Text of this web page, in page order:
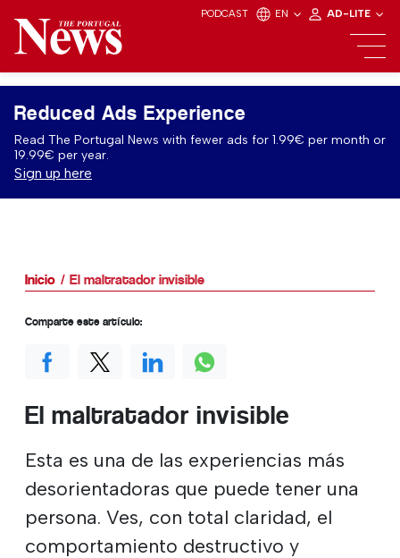
PODCAST EN AD-LITE
Reduced Ads Experience
Read The Portugal News with fewer ads for 1.99€ per month or
19.99€ per year.
Sign up here
Inicio El maltratador invisible
El maltratador invisible
Esta es una de las experiencias más
desorientadoras que puede tener una
persona. Ves, con total claridad, el
comportamiento destructivo y
Comparte este artículo: